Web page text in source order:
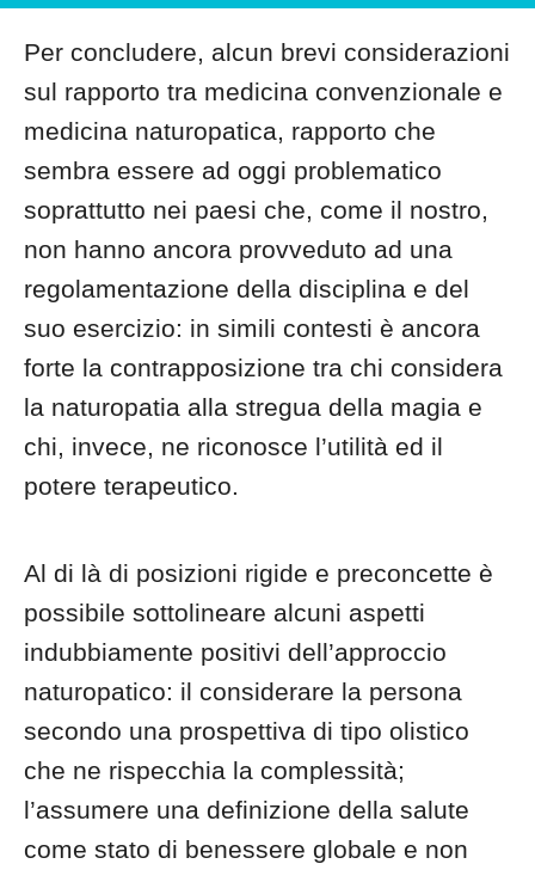
Per concludere, alcun brevi considerazioni
sul rapporto tra medicina convenzionale e
medicina naturopatica, rapporto che
sembra essere ad oggi problematico
soprattutto nei paesi che, come il nostro,
non hanno ancora provveduto ad una
regolamentazione della disciplina e del
suo esercizio: in simili contesti è ancora
forte la contrapposizione tra chi considera
la naturopatia alla stregua della magia e
chi, invece, ne riconosce l’utilità ed il
potere terapeutico.
Al di là di posizioni rigide e preconcette è
possibile sottolineare alcuni aspetti
indubbiamente positivi dell’approccio
naturopatico: il considerare la persona
secondo una prospettiva di tipo olistico
che ne rispecchia la complessità;
l’assumere una definizione della salute
come stato di benessere globale e non